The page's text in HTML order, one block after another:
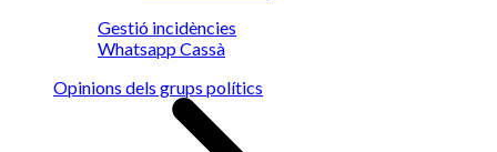
Gestió incidències
Whatsapp Cassà
Opinions dels grups polítics